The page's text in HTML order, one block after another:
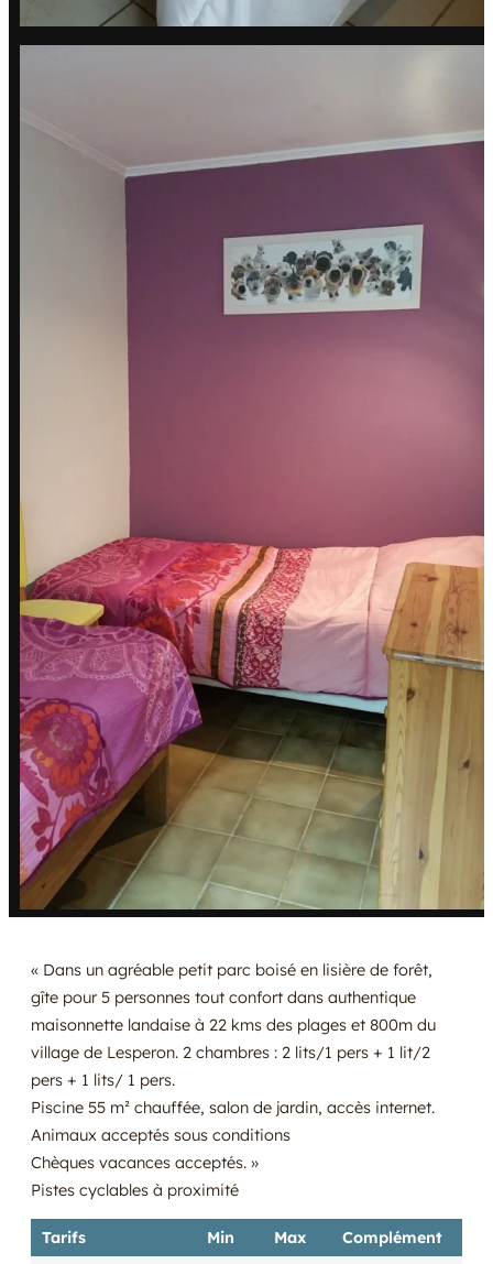
« Dans un agréable petit parc boisé en lisière de forêt,
gîte pour 5 personnes tout confort dans authentique
maisonnette landaise à 22 kms des plages et 800m du
village de Lesperon. 2 chambres : 2 lits/1 pers + 1 lit/2
pers + 1 lits/ 1 pers.
Piscine 55 m² chauffée, salon de jardin, accès internet.
Animaux acceptés sous conditions
Chèques vacances acceptés. »
Pistes cyclables à proximité
Tarifs Min Max
Complément